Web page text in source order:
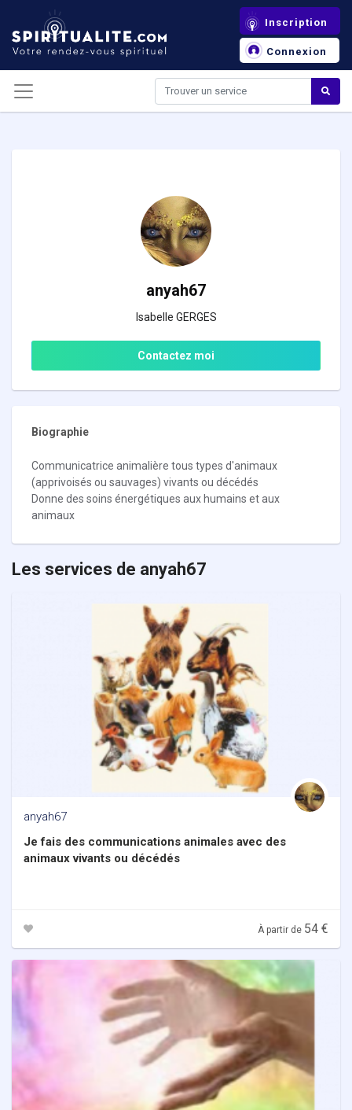
Inscription
Connexion
anyah67
Isabelle GERGES
Contactez moi
Biographie
Communicatrice animalière tous types d'animaux
(apprivoisés ou sauvages) vivants ou décédés
Donne des soins énergétiques aux humains et aux
animaux
Les services de anyah67
anyah67
Je fais des communications animales avec des
animaux vivants ou décédés
À partir de 54 €